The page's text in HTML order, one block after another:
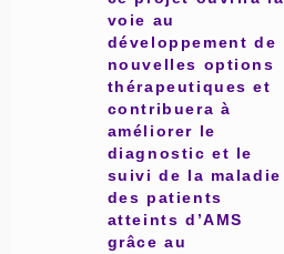
voie au
développement de
nouvelles options
thérapeutiques et
contribuera à
améliorer le
diagnostic et le
suivi de la maladie
des patients
atteints d’AMS
grâce au